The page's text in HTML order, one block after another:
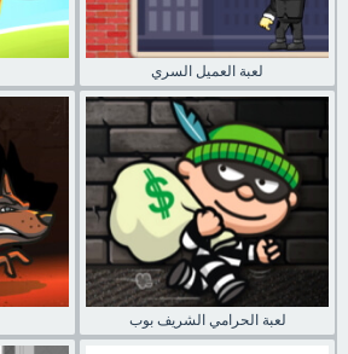
لعبة العميل السري
لعبة الحرامي الشريف بوب